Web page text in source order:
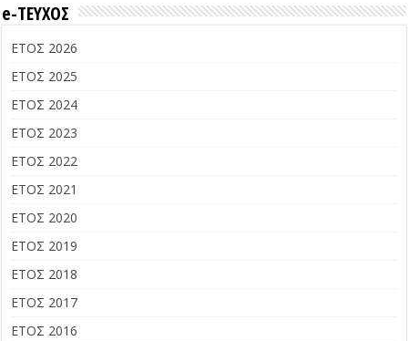
e-ΤΕΥΧΟΣ
ΕΤΟΣ 2026
ΕΤΟΣ 2025
ΕΤΟΣ 2024
ΕΤΟΣ 2023
ΕΤΟΣ 2022
ΕΤΟΣ 2021
ΕΤΟΣ 2020
ΕΤΟΣ 2019
ΕΤΟΣ 2018
ΕΤΟΣ 2017
ΕΤΟΣ 2016